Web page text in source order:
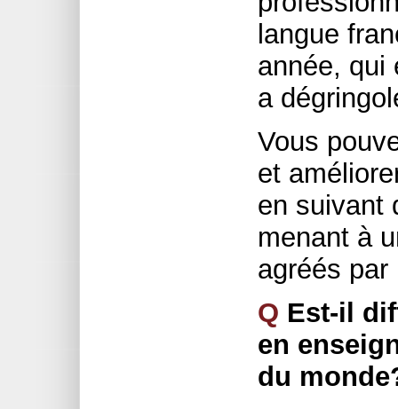
langue
année, qui
a
Vous
et
en suivant
menant à
agréés par
Q Est-il
en
du